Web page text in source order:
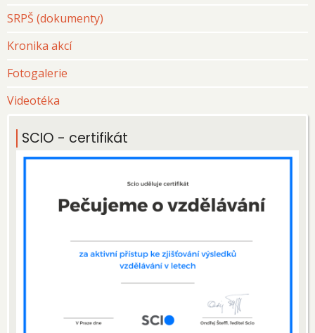
SRPŠ (dokumenty)
Kronika akcí
Fotogalerie
Videotéka
SCIO - certifikát